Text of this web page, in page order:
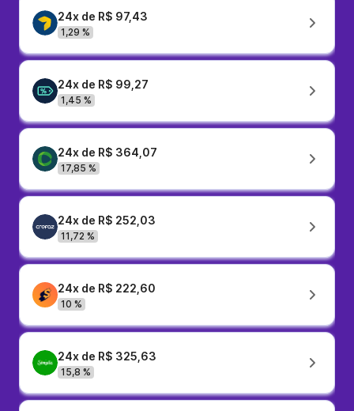
24x de R$ 97,43
1,29 %
24x de R$ 99,27
1,45 %
24x de R$ 364,07
17,85 %
24x de R$ 252,03
11,72 %
24x de R$ 222,60
10 %
24x de R$ 325,63
15,8 %